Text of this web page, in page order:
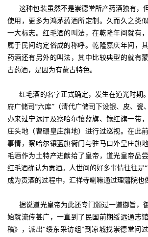
这种包装虽然不是崇德堂所产药酒独有，
使用，更多为鸿茅药酒所定制。久而久之类
一大标志。红毛酒的叫法，在乾隆年间就有
属于民间约定俗成的称呼。乾隆嘉庆年间，
药酒还有另外的叫法，其中比较典型的就有
古药酒，是因为有蒙古特色。
红毛酒的名字正式确定，发生在道光时期
府广储司“六库”（清代广储司下设银、皮、瓷
办来过宁远厅及察哈尔镶蓝旗、镶红旗一带
庄头地（曹碾皇庄旗地）进行过巡视。在此
事情，察哈尔镶蓝旗衙门与驻马口外皇庄旗
毛酒作为土特产进献给了皇帝，道光皇帝品
红毛酒确认为贡酒。人世间的好多事情往往是
成为贡酒的过程中，汇祥寺喇嘛通过理藩院也
据说道光皇帝为此还专门颁过一道御旨，
始就流传甚广，一直到了民国前期绥远通志
稿》，派出“绥东采访组”到凉城找崇德堂问